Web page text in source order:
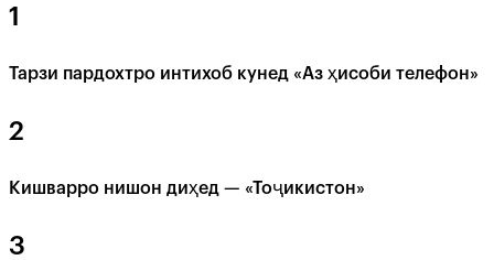
1
Тарзи пардохтро интихоб кунед «Аз ҳисоби телефон»
2
Кишварро нишон диҳед — «Тоҷикистон»
3